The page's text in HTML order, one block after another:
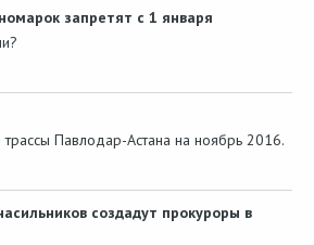
запретят с 1 января
Павлодар-Астана на ноябрь 2016.
создадут прокуроры в